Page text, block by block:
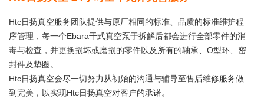
Htc日扬真空服务团队提供与原厂相同的标准、品质的标准维护程
序管理，每一个Ebara干式真空泵于拆解后都会进行全部零件的消
毒与检查，并更换损坏或磨损的零件以及所有的轴承、O型环、密
封件及垫圈。
Htc日扬真空会尽一切努力从初始的沟通与辅导至售后维修服务做
到完美，以实现Htc日扬真空对客户的承诺。